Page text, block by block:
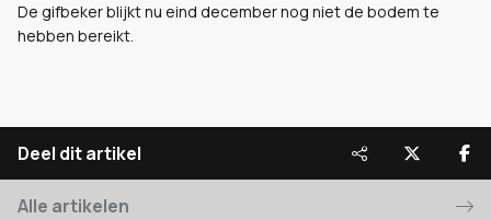
De gifbeker blijkt nu eind december nog niet de bodem te
hebben bereikt.
Deel dit artikel
Alle artikelen